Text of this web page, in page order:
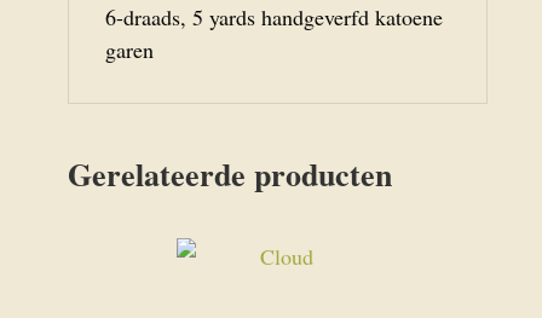
6-draads, 5 yards handgeverfd katoene
garen
Gerelateerde producten